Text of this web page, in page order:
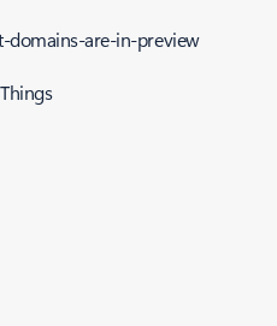
domains-are-in-preview